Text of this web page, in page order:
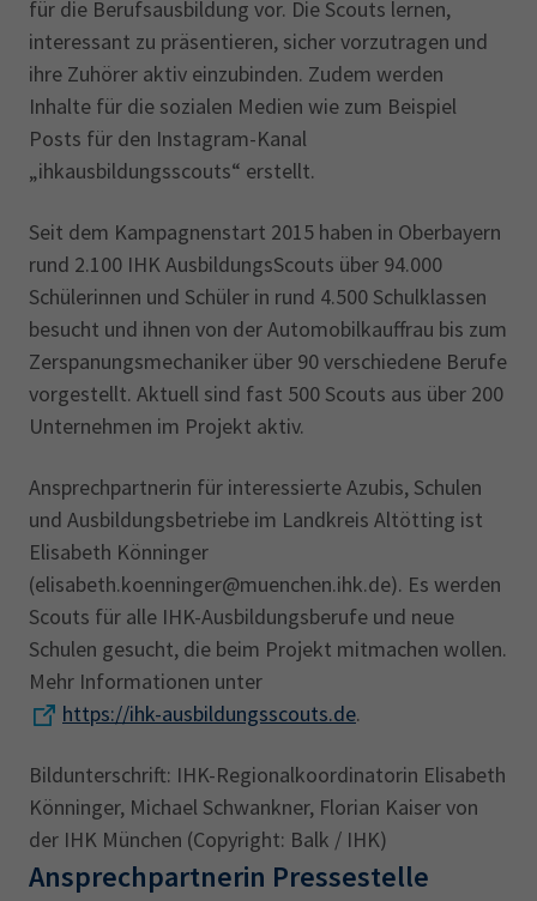
für die Berufsausbildung vor. Die Scouts lernen,
interessant zu präsentieren, sicher vorzutragen und
ihre Zuhörer aktiv einzubinden. Zudem werden
Inhalte für die sozialen Medien wie zum Beispiel
Posts für den Instagram-Kanal
„ihkausbildungsscouts“ erstellt.
Seit dem Kampagnenstart 2015 haben in Oberbayern
rund 2.100 IHK AusbildungsScouts über 94.000
Schülerinnen und Schüler in rund 4.500 Schulklassen
besucht und ihnen von der Automobilkauffrau bis zum
Zerspanungsmechaniker über 90 verschiedene Berufe
vorgestellt. Aktuell sind fast 500 Scouts aus über 200
Unternehmen im Projekt aktiv.
Ansprechpartnerin für interessierte Azubis, Schulen
und Ausbildungsbetriebe im Landkreis Altötting ist
Elisabeth Könninger
(elisabeth.koenninger@muenchen.ihk.de). Es werden
Scouts für alle IHK-Ausbildungsberufe und neue
Schulen gesucht, die beim Projekt mitmachen wollen.
Mehr Informationen unter
https://ihk-ausbildungsscouts.de.
Bildunterschrift: IHK-Regionalkoordinatorin Elisabeth
Könninger, Michael Schwankner, Florian Kaiser von
der IHK München (Copyright: Balk / IHK)
Ansprechpartnerin Pressestelle